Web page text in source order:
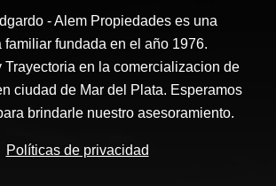
- Alem Propiedades es una
familiar fundada en el año 1976.
Trayectoria en la comercializacion de
ciudad de Mar del Plata. Esperamos
brindarle nuestro asesoramiento.
Políticas de privacidad